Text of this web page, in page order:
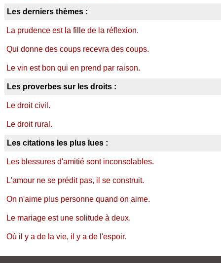
Les derniers thèmes :
La prudence est la fille de la réflexion.
Qui donne des coups recevra des coups.
Le vin est bon qui en prend par raison.
Les proverbes sur les droits :
Le droit civil.
Le droit rural.
Les citations les plus lues :
Les blessures d'amitié sont inconsolables.
L'amour ne se prédit pas, il se construit.
On n'aime plus personne quand on aime.
Le mariage est une solitude à deux.
Où il y a de la vie, il y a de l'espoir.